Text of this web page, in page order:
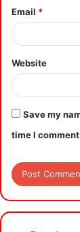
Email *
Website
Save my
time I